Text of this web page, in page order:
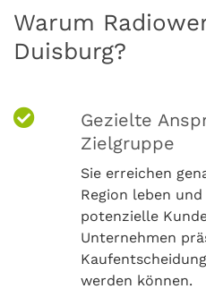
Warum
Duisburg?
Gezielte
Zielgruppe
Sie erreichen
Region leben
potenzielle
Unternehmen
werden können.